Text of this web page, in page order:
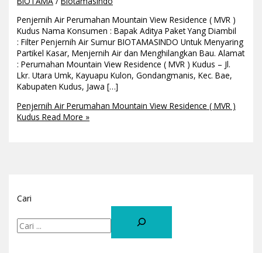
Penjernih Air Perumahan Mountain View Residence ( MVR )
Kudus Nama Konsumen : Bapak Aditya Paket Yang Diambil
: Filter Penjernih Air Sumur BIOTAMASINDO Untuk Menyaring
Partikel Kasar, Menjernih Air dan Menghilangkan Bau. Alamat
: Perumahan Mountain View Residence ( MVR ) Kudus – Jl.
Lkr. Utara Umk, Kayuapu Kulon, Gondangmanis, Kec. Bae,
Kabupaten Kudus, Jawa […]
Penjernih Air Perumahan Mountain View Residence ( MVR )
Kudus Read More »
Cari